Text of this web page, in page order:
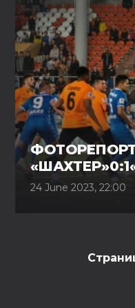
24 June 2023, 22:00